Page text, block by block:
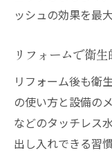
ッシュの効果を最
リフォームで衛
リフォーム後も衛
の使い方と設備の
などのタッチレス
出し入れできる習